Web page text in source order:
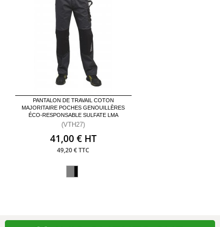
PANTALON DE TRAVAIL COTON
MAJORITAIRE POCHES GENOUILLÈRES
ÉCO-RESPONSABLE SULFATE LMA
(VTH27)
41,00 € HT
49,20 € TTC